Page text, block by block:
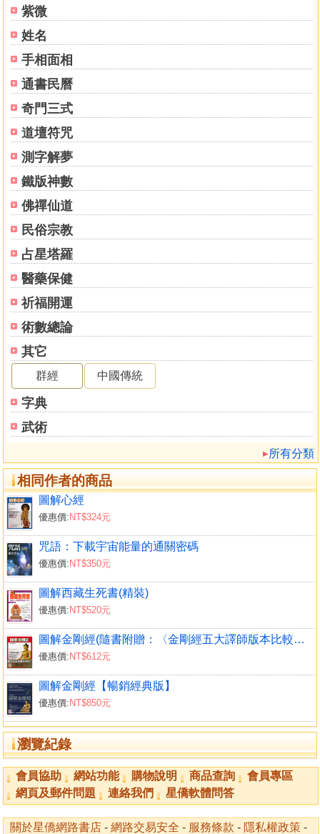
紫微
姓名
手相面相
通書民曆
奇門三式
道壇符咒
測字解夢
鐵版神數
佛禪仙道
民俗宗教
占星塔羅
醫藥保健
祈福開運
術數總論
其它
群經 中國傳統
字典
武術
所有分類
相同作者的商品
圖解心經
優惠價: NT$324元
咒語：下載宇宙能量的通關密碼
優惠價: NT$350元
圖解西藏生死書(精裝)
優惠價: NT$520元
圖解金剛經(隨書附贈：〈金剛經五大譯師版本比較〉光碟)
優惠價: NT$612元
圖解金剛經【暢銷經典版】
優惠價: NT$850元
瀏覽紀錄
1 慈悲是宇宙萬物的神祕鍵結
在慈悲裡，宇宙神聖意識體與個人意識及潛意識是相連結
的
2 慈悲的能量作用
自己解脫煩惱，也要別人一起解脫煩惱，如此才算是圓
滿。
3 啟動宇宙的慈悲能量
禮敬蓮中寶：不僅為自己，凡事也多為他人著想。
4 重整心靈的驅動程式
持咒是向宇宙資料庫重新下載心靈程式，讓心識回到清明
無染的原始狀態。
5 宇宙運作的兩種秩序
在量子力學的前提下，所有事物在具有物質形式之前，都
是從一個意識開始。可見的物質世界是「顯現於外的秩
序」；肉眼看不見的世界充滿各種形式能量，是「內在隱含
的秩序」。
【第3咒】文殊咒－－開啟智慧的力量
1 具備人間智慧與覺醒智慧
這股內在心靈與宇宙共通的善與美，就是轉化我們所存在
之物質世界的神奇力量。
2 讓咒語啟動你的直覺和靈感
咒語無論是有意義或無意義，均蘊藏偉大的能量，絲毫不
減損其威力。
【第4咒】心經咒－－回歸心靈的自在力
由「人生智慧」走向「宇宙智慧」，達到自由自在、心無
罣礙的境界。
2 經與咒：兩種心靈路徑
「讀經」是思維文字語言而體悟的智慧，「持咒」是透過
音聲直接連通宇宙的智慧。
3 念誦梵字咒語的簡單法則
念咒的第一個簡單技巧，就是學會簡單的斷音法。
4 暫停一下！學習四短咒的叮嚀
呼喚宇宙無限量的光芒：阿彌陀佛心咒
連結宇宙慈悲的能量：六字真言
下載宇宙智慧的能量：文殊咒
通往宇宙自在大道：心經咒
【第5咒】綠度母心咒－－生命圓滿的祈願
1 讓我們都成為度母吧！
嗡！度母啊！祈請度母啊！快速成為度母啊！吉祥成就！
2 度母心咒藏有三個幸福碼
從物質的滿願，到心靈的救度，再到全宇宙的圓滿。
【第6咒】蓮師心咒－－淨化驅邪第一咒，淨化身、語、意
他的足跡往北到達西藏，往西最遠到達阿富汗，往東則曾
會員協助 網站功能 購物說明 商品查詢
會員專區
網頁及郵件問題
連絡我們 星僑軟體問答
關於星僑網路書店 - 網路交易安全 - 服務條款 - 隱私權政策 -